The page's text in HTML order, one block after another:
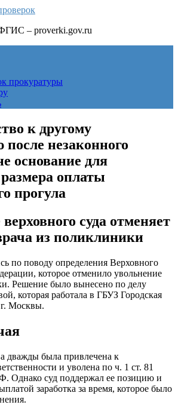
– proverki.gov.ru
прокуратуры
к другому
после незаконного
основание для
оплаты
прогула
суда отменяет
из поликлиники
по поводу определения Верховного
которое отменило увольнение
Решение было вынесено по делу
которая работала в ГБУЗ Городская
Москвы.
дважды была привлечена к
и уволена по ч. 1 ст. 81
Однако суд поддержал ее позицию и
заработка за время, которое было